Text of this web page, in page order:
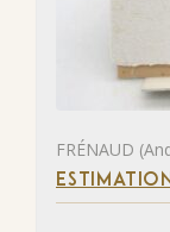
FRÉNAUD